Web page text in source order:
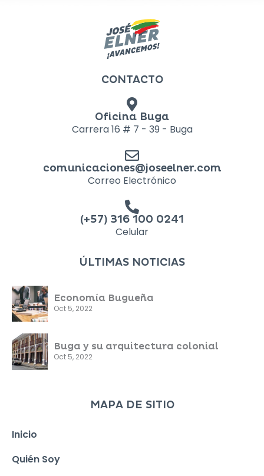
CONTACTO
Oficina Buga
Carrera 16 # 7 - 39 - Buga
comunicaciones@joseelner.com
Correo Electrónico
(+57) 316 100 0241
Celular
ÚLTIMAS NOTICIAS
Economía Bugueña
Oct 5, 2022
Buga y su arquitectura colonial
Oct 5, 2022
MAPA DE SITIO
Inicio
Quién Soy